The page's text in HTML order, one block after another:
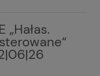
„Hałas.